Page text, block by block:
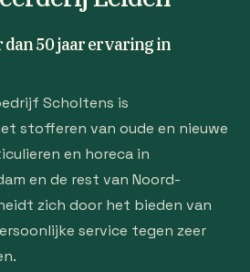
dan 50 jaar ervaring in
Scholtens is
stofferen van oude en nieuwe
en horeca in
en de rest van Noord-
zich door het bieden van
service tegen zeer